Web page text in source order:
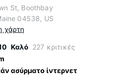
St, Boothbay
04538, US
χάρτη
Καλό 227 κριτικές
ασύρματο ίντερνετ